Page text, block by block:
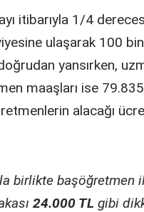
itibarıyla 1/4
ulaşarak 100 bin
yansırken,
maaşları ise
alacağı
birlikte başöğretmen
24.000 TL gibi